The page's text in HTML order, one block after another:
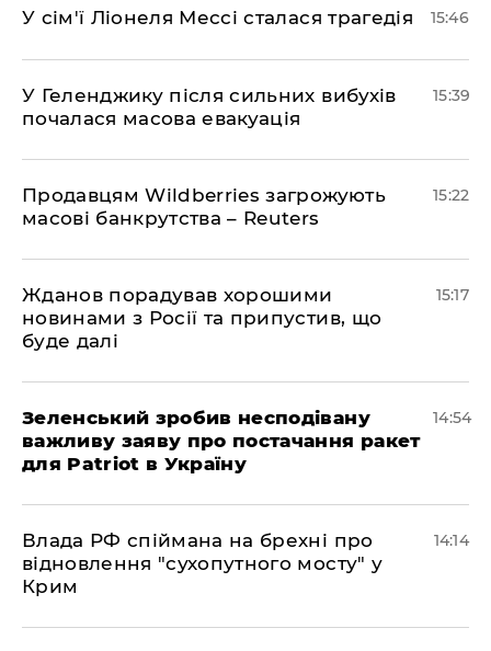
У сім'ї Ліонеля Мессі сталася трагедія 15:46
У Геленджику після сильних вибухів
почалася масова евакуація
15:39
Продавцям Wildberries загрожують
масові банкрутства – Reuters
15:22
Жданов порадував хорошими
новинами з Росії та припустив, що
буде далі
15:17
Зеленський зробив несподівану
важливу заяву про постачання ракет
для Patriot в Україну
14:54
Влада РФ спіймана на брехні про
відновлення "сухопутного мосту" у
Крим
14:14